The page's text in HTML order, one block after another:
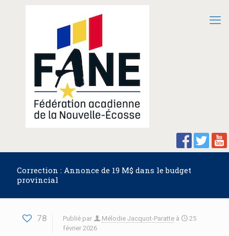
Correction : Annonce de 19 M$ dans le budget
provincial
78 Publié par Mélodie Jacquot-Paratte à
25
février 2026